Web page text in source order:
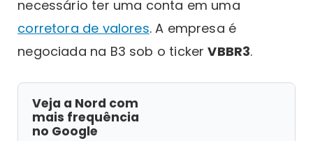
necessário ter uma conta em uma
corretora de valores. A empresa é
negociada na B3 sob o tickerVBBR3.
Veja a Nord com
mais frequência
no Google